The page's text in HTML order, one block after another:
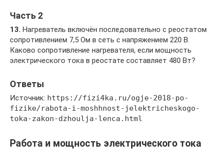
Часть 2
13. Нагреватель включён последовательно с реостатом
сопротивлением 7,5 Ом в сеть с напряжением 220 В.
Каково сопротивление нагревателя, если мощность
электрического тока в реостате составляет 480 Вт?
Ответы
Источник: https://fizi4ka.ru/ogje-2018-po-
fizike/rabota-i-moshhnost-jelektricheskogo-
toka-zakon-dzhoulja-lenca.html
Работа и мощность электрического тока